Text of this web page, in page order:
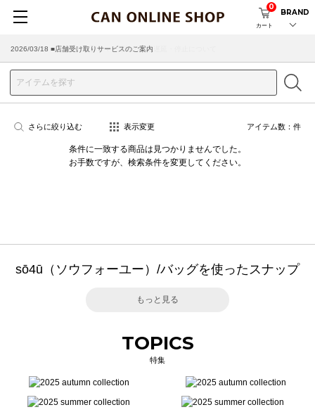
カート
0
BRAND
2026/07/29 ■【お知らせ】ヤマト運輸の配送遅延・停止について
2026/03/18 ■店舗受け取りサービスのご案内
さらに絞り込む 表示変更 アイテム数： 件
条件に一致する商品は見つかりませんでした。
お手数ですが、検索条件を変更してください。
sō4ū（ソウフォーユー）/バッグを使ったスナップ
もっと見る
TOPICS
特集